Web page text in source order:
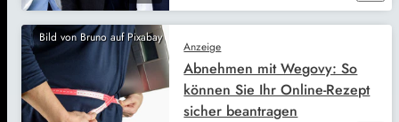
Bild von Bruno auf Pixabay
Anzeige
Abnehmen mit Wegovy: So
können Sie Ihr Online-Rezept
sicher beantragen